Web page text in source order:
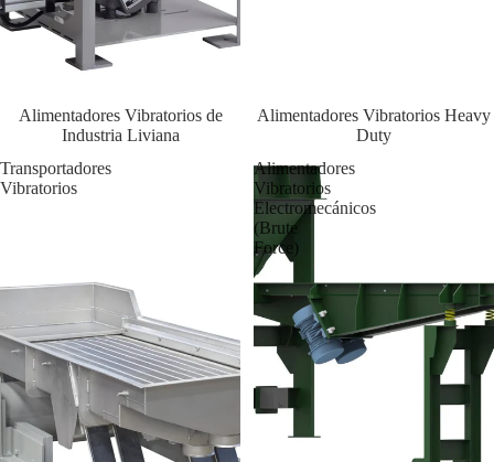
Alimentadores Vibratorios de
Industria Liviana
Alimentadores Vibratorios Heavy
Duty
Transportadores
Vibratorios
Alimentadores
Vibratorios
Electromecánicos
(Brute
Force)